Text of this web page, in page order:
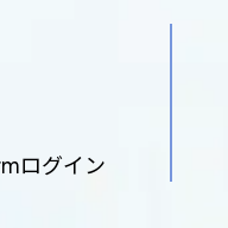
ログイン